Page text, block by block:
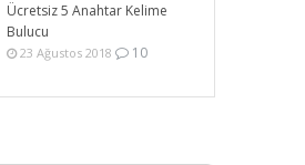
Ücretsiz 5 Anahtar Kelime
Bulucu
23 Ağustos 2018 10